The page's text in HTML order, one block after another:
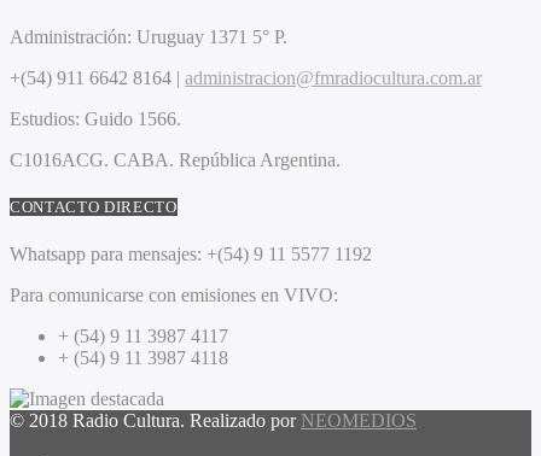
Administración: Uruguay 1371 5° P.
+(54) 911 6642 8164 | administracion@fmradiocultura.com.ar
Estudios: Guido 1566.
C1016ACG. CABA. República Argentina.
CONTACTO DIRECTO
Whatsapp para mensajes: +(54) 9 11 5577 1192
Para comunicarse con emisiones en VIVO:
+ (54) 9 11 3987 4117
+ (54) 9 11 3987 4118
© 2018 Radio Cultura. Realizado por NEOMEDIOS